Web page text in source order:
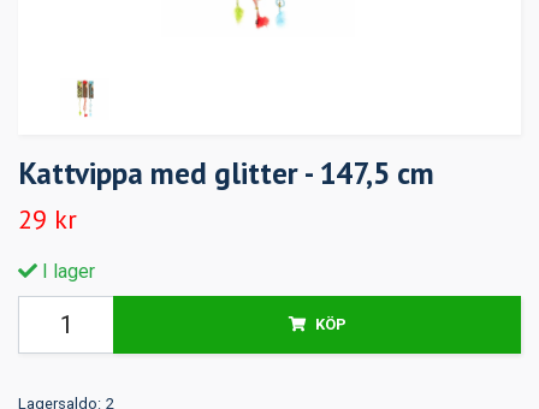
Kattvippa med glitter - 147,5 cm
29 kr
I lager
KÖP
Lagersaldo: 2